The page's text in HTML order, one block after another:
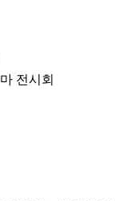
전시회